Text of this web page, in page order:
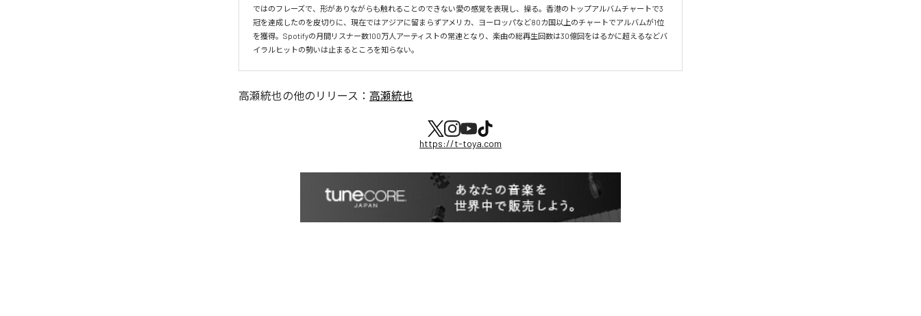
ではのフレーズで、形がありながらも触れることのできない愛の感覚を表現し、操る。香港のトップアルバムチャートで3
冠を達成したのを皮切りに、現在ではアジアに留まらずアメリカ、ヨーロッパなど80カ国以上のチャートでアルバムが1位
を獲得。Spotifyの月間リスナー数100万人アーティストの常連となり、楽曲の総再生回数は30億回をはるかに超えるなどバ
イラルヒットの勢いは止まるところを知らない。
高瀬統也の他のリリース： 高瀬統也
https://t-toya.com